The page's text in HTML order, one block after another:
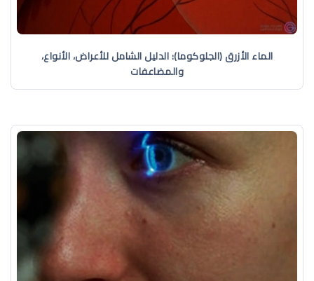
الماء الأزرق (الجلوكوما): الدليل الشامل للأعراض، الأنواع،
والمضاعفات